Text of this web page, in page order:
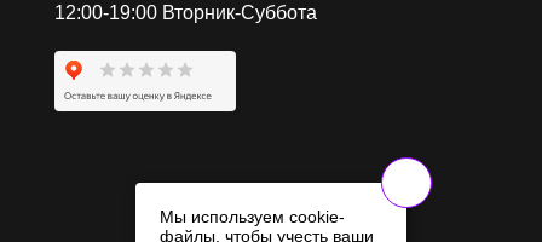
12:00-19:00 Вторник-Суббота
Мы используем cookie-
файлы, чтобы учесть ваши